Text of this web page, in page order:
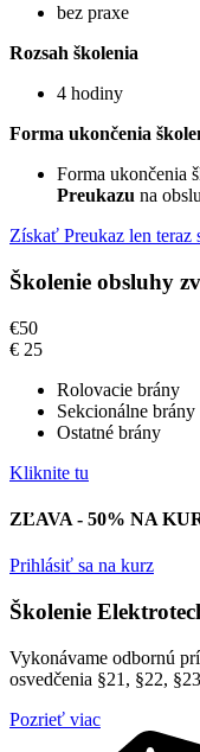
bez praxe
Rozsah školenia
4 hodiny
Forma ukončenia
Forma ukončenia
Preukazu na
Získať Preukaz len
Školenie obsluhy
€50
€ 25
Rolovacie brány
Sekcionálne brány
Ostatné brány
Kliknite tu
ZĽAVA - 50% NA
Prihlásiť sa na kurz
Školenie
Vykonávame odbornú
osvedčenia §21, §22, §23
Pozrieť viac